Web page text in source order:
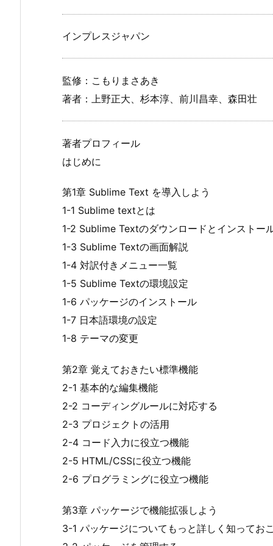
インプレスジャパン
監修：こもりまさあき
著者：上野正大、杉本淳、前川昌幸、森田壮
著者プロフィール
はじめに
第1章 Sublime Text を導入しよう
1-1 Sublime textとは
1-2 Sublime Textのダウンロードとインストー
1-3 Sublime Textの画面解説
1-4 対訳付きメニュー一覧
1-5 Sublime Textの環境設定
1-6 パッケージのインストール
1-7 日本語環境の設定
1-8 テーマの変更
第2章 覚えておきたい標準機能
2-1 基本的な編集機能
2-2 コーディングルールに対応する
2-3 プロジェクトの活用
2-4 コード入力に役立つ機能
2-5 HTML/CSSに役立つ機能
2-6 プログラミングに役立つ機能
第3章 パッケージで機能拡張しよう
3-1 パッケージについてもっと詳しく知ってお